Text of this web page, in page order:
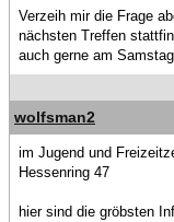
Verzeih mir die Frage
nächsten Treffen
auch gerne am
wolfsman2
im Jugend und
Hessenring 47
hier sind die gröbsten